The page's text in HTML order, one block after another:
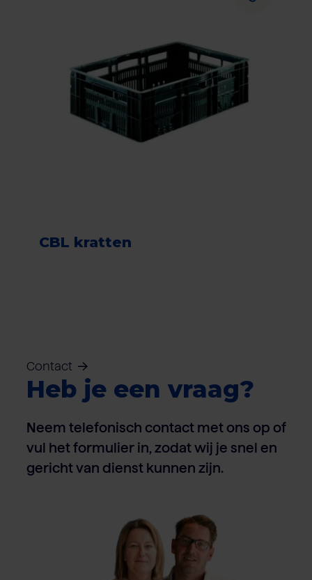
CBL kratten
Contact
Heb je een vraag?
Neem telefonisch contact met ons op of
vul het formulier in, zodat wij je snel en
gericht van dienst kunnen zijn.